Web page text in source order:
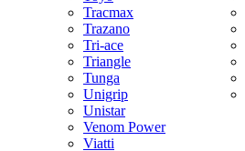
Tracmax
Trazano
Tri-ace
Triangle
Tunga
Unigrip
Unistar
Venom Power
Viatti